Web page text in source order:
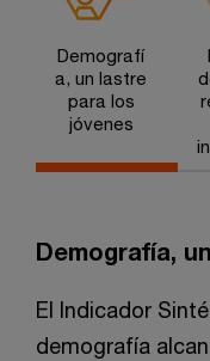
Demografí
a, un lastre
para los
jóvenes
Demografía,
El Indicador
demografía